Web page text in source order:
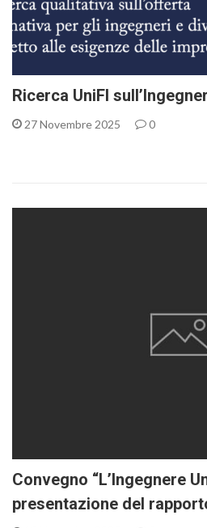
Ricerca UniFI
27 Novembre 2025 0
Convegno “L’Ingegnere
presentazione del